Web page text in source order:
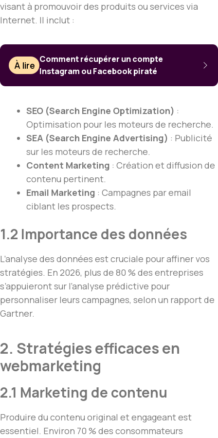
visant à promouvoir des produits ou services via
Internet. Il inclut :
À lire
Comment récupérer un compte
Instagram ou Facebook piraté
SEO (Search Engine Optimization) :
Optimisation pour les moteurs de recherche.
SEA (Search Engine Advertising) : Publicité
sur les moteurs de recherche.
Content Marketing : Création et diffusion de
contenu pertinent.
Email Marketing : Campagnes par email
ciblant les prospects.
1.2 Importance des données
L’analyse des données est cruciale pour affiner vos
stratégies. En 2026, plus de 80 % des entreprises
s’appuieront sur l’analyse prédictive pour
personnaliser leurs campagnes, selon un rapport de
Gartner.
2. Stratégies efficaces en
webmarketing
2.1 Marketing de contenu
Produire du contenu original et engageant est
essentiel. Environ 70 % des consommateurs